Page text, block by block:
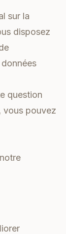
sur la
disposez
question
vous pouvez